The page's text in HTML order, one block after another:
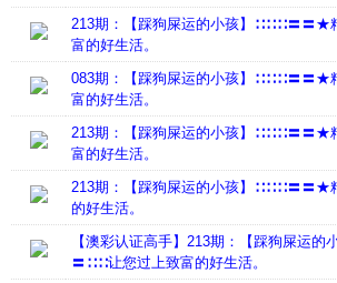
213期：【踩狗屎运的小孩】∷∷∷〓〓
富的好生活。
083期：【踩狗屎运的小孩】∷∷∷〓〓
富的好生活。
213期：【踩狗屎运的小孩】∷∷∷〓〓
富的好生活。
213期：【踩狗屎运的小孩】∷∷∷〓〓★
的好生活。
【澳彩认证高手】213期：【踩狗屎运
〓∷∷让您过上致富的好生活。